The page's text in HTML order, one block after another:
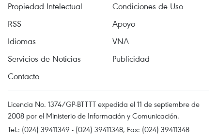
Propiedad Intelectual
Condiciones de Uso
RSS
Apoyo
Idiomas
VNA
Servicios de Noticias
Publicidad
Contacto
Licencia No. 1374/GP-BTTTT expedida el 11 de septiembre de
2008 por el Ministerio de Información y Comunicación.
Tel.: (024) 39411349 - (024) 39411348, Fax: (024) 39411348